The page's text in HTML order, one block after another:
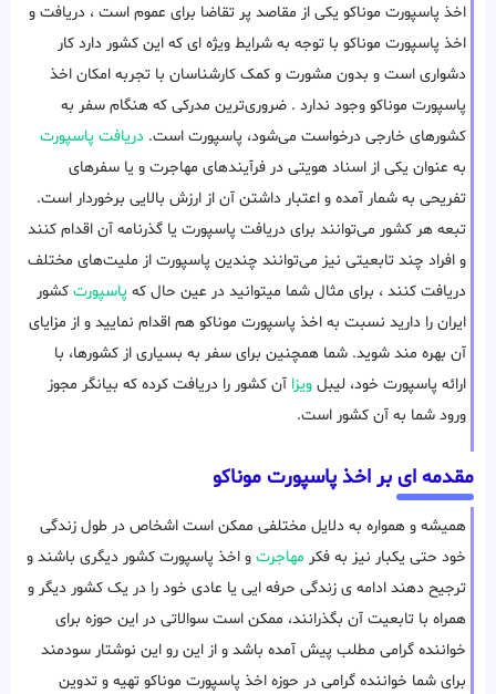
اخذ پاسپورت موناکو یکی از مقاصد پر تقاضا برای عموم است ، دریافت و
اخذ پاسپورت موناکو با توجه به شرایط ویژه ای که این کشور دارد کار
دشواری است و بدون مشورت و کمک کارشناسان با تجربه امکان اخذ
پاسپورت موناکو وجود ندارد . ضروری‌ترین مدرکی که هنگام سفر به
کشورهای خارجی درخواست می‌شود، پاسپورت است. دریافت پاسپورت
به عنوان یکی از اسناد هویتی در فرآیندهای مهاجرت و یا سفرهای
تفریحی به شمار آمده و اعتبار داشتن آن از ارزش بالایی برخوردار است.
تبعه هر کشور می‌توانند برای دریافت پاسپورت یا گذرنامه آن اقدام کنند
و افراد چند تابعیتی نیز می‌توانند چندین پاسپورت از ملیت‌های مختلف
دریافت کنند ، برای مثال شما میتوانید در عین حال که پاسپورت کشور
ایران را دارید نسبت به اخذ پاسپورت موناکو هم اقدام نمایید و از مزایای
آن بهره مند شوید. شما همچنین برای سفر به بسیاری از کشورها، با
ارائه پاسپورت خود، لیبل ویزا آن کشور را دریافت کرده که بیانگر مجوز
ورود شما به آن کشور است.
مقدمه ای بر اخذ پاسپورت موناکو
همیشه و همواره به دلایل مختلفی ممکن است اشخاص در طول زندگی
خود حتی یکبار نیز به فکر مهاجرت و اخذ پاسپورت کشور دیگری باشند و
ترجیح دهند ادامه ی زندگی حرفه ایی یا عادی خود را در یک کشور دیگر و
همراه با تابعیت آن بگذرانند، ممکن است سوالاتی در این حوزه برای
خواننده گرامی مطلب پیش آمده باشد و از این رو این نوشتار سودمند
برای شما خواننده گرامی در حوزه اخذ پاسپورت موناکو تهیه و تدوین